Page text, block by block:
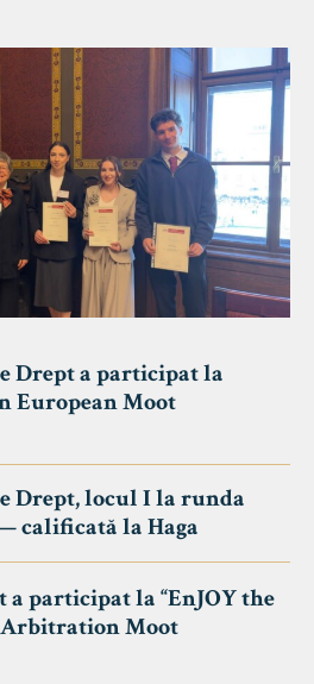
Drept a participat la
European Moot
Drept, locul I la runda
calificată la Haga
a participat la “EnJOY the
Moot